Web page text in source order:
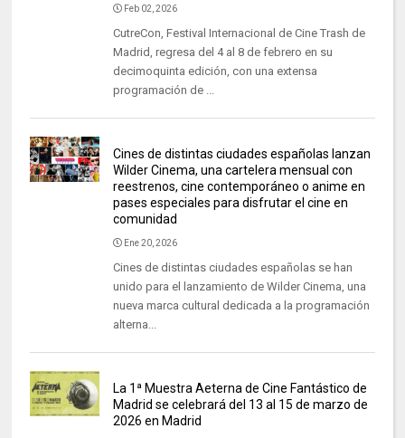
Feb 02, 2026
CutreCon, Festival Internacional de Cine Trash de
Madrid, regresa del 4 al 8 de febrero en su
decimoquinta edición, con una extensa
programación de ...
Cines de distintas ciudades españolas lanzan
Wilder Cinema, una cartelera mensual con
reestrenos, cine contemporáneo o anime en
pases especiales para disfrutar el cine en
comunidad
Ene 20, 2026
Cines de distintas ciudades españolas se han
unido para el lanzamiento de Wilder Cinema, una
nueva marca cultural dedicada a la programación
alterna...
La 1ª Muestra Aeterna de Cine Fantástico de
Madrid se celebrará del 13 al 15 de marzo de
2026 en Madrid